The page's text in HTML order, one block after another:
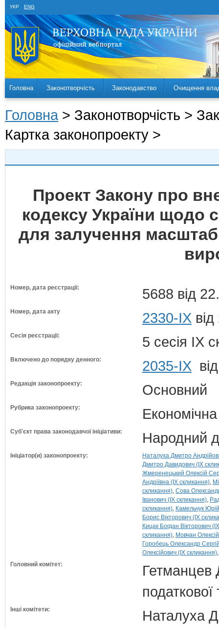
УКР ENG
Головна Законотворчість Законодавство Очищення
Головна > Законотворчість >
Картка законопроекту >
Проект Закону про
кодексу України щодо
для залучення
Номер, дата реєстрації: 5688 від
Номер, дата акту 2330-IX
Сесія реєстрації: 5 сесія IX
Включено до порядку денного: 2035-ІХ
Редакція законопроекту: Основний
Рубрика законопроекту:
Суб'єкт права законодавчої ініціативи: Народний
Ініціатор(и) законопроекту:
Наталуха Дмитро
Дмитро Давидович (IX
Жмеренецький Олексій
Андріївна (IX скликання)
скликання) Сова
Іванович (IX скликання)
скликання) Камельчук
Борис Вікторович (IX
Кицак Богдан Вікторович
скликання) Мовчан
Горобець Олександр
Олексійович (IX скликання)
Головний комітет:
Гетманцев
податкової
Інші комітети:
Наталуха